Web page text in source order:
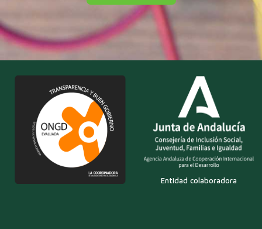
Entidad colaboradora